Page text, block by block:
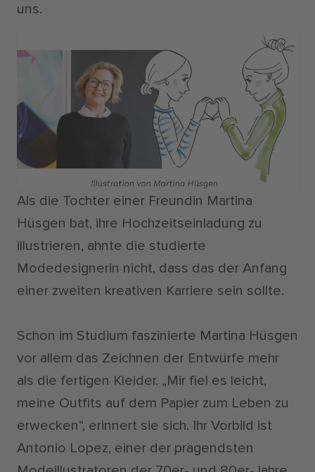
uns.
Als die Tochter einer Freundin Martina
Hüsgen bat, ihre Hochzeitseinladung zu
illustrieren, ahnte die studierte
Modedesignerin nicht, dass das der Anfang
einer zweiten kreativen Karriere sein sollte.
Schon im Studium faszinierte Martina Hüsgen
vor allem das Zeichnen der Entwürfe mehr
als die fertigen Kleider. „Mir fiel es leicht,
meine Outfits auf dem Papier zum Leben zu
erwecken“, erinnert sie sich. Ihr Vorbild ist
Antonio Lopez, einer der prägendsten